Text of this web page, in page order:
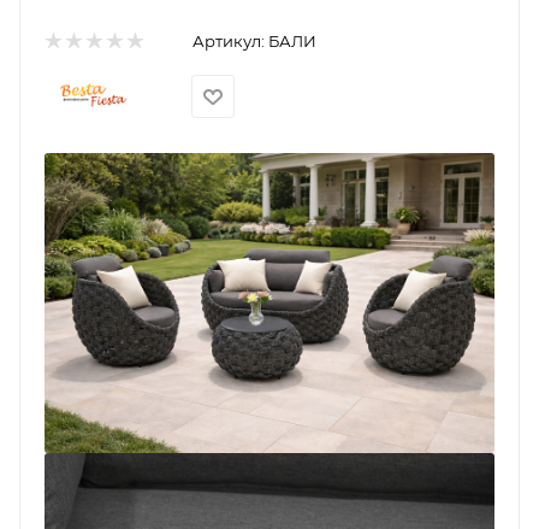
Артикул: БАЛИ